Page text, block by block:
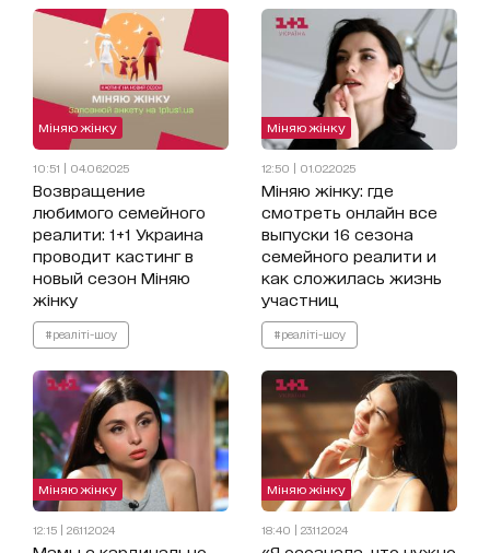
Міняю жінку
10:51 | 04.06.2025
Возвращение
любимого семейного
реалити: 1+1 Украина
проводит кастинг в
новый сезон Міняю
жінку
#реаліті-шоу
Міняю жінку
12:50 | 01.02.2025
Міняю жінку: где
смотреть онлайн все
выпуски 16 сезона
семейного реалити и
как сложилась жизнь
участниц
#реаліті-шоу
Міняю жінку
12:15 | 26.11.2024
Міняю жінку
18:40 | 23.11.2024